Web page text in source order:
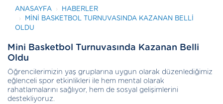
ANASAYFA
HABERLER
MINI BASKETBOL TURNUVASINDA KAZANAN BELLI
OLDU
Mini Basketbol Turnuvasında Kazanan Belli
Oldu
Öğrencilerimizin yaş gruplarına uygun olarak düzenlediğimiz
eğlenceli spor etkinlikleri ile hem mental olarak
rahatlamalarını sağlıyor, hem de sosyal gelişimlerini
destekliyoruz.